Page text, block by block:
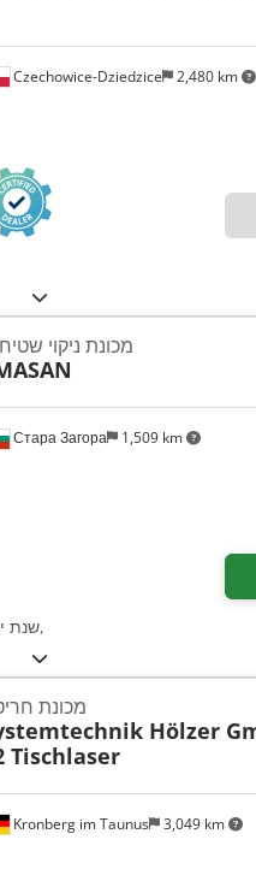
Czechowice-Dziedzice 2,480 km
Стара Загора 1,509 km
מכונת ניקוי
שנת,
Kronberg im Taunus 3,049 km
מכונת
Hölzer
Tischlaser